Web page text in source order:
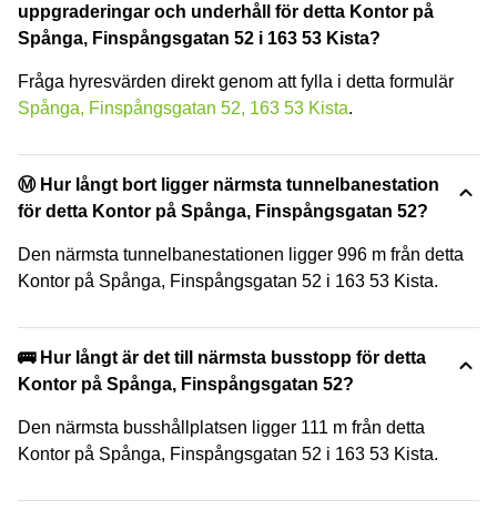
uppgraderingar och underhåll för detta Kontor på
Spånga, Finspångsgatan 52 i 163 53 Kista?
Fråga hyresvärden direkt genom att fylla i detta formulär
Spånga, Finspångsgatan 52, 163 53 Kista.
Ⓜ️ Hur långt bort ligger närmsta tunnelbanestation
för detta Kontor på Spånga, Finspångsgatan 52?
Den närmsta tunnelbanestationen ligger 996 m från detta
Kontor på Spånga, Finspångsgatan 52 i 163 53 Kista.
🚌 Hur långt är det till närmsta busstopp för detta
Kontor på Spånga, Finspångsgatan 52?
Den närmsta busshållplatsen ligger 111 m från detta
Kontor på Spånga, Finspångsgatan 52 i 163 53 Kista.